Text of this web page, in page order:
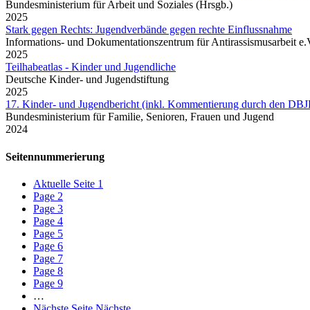
Bundesministerium für Arbeit und Soziales (Hrsgb.)
2025
Stark gegen Rechts: Jugendverbände gegen rechte Einflussnahme
Informations- und Dokumentationszentrum für Antirassismusarbeit
2025
Teilhabeatlas - Kinder und Jugendliche
Deutsche Kinder- und Jugendstiftung
2025
17. Kinder- und Jugendbericht (inkl. Kommentierung durch den
Bundesministerium für Familie, Senioren, Frauen und Jugend
2024
Seitennummerierung
Aktuelle Seite 1
Page 2
Page 3
Page 4
Page 5
Page 6
Page 7
Page 8
Page 9
…